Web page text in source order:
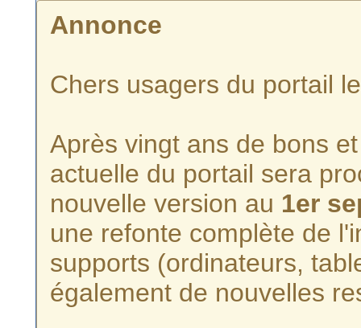
Annonce
Chers usagers du portail
Après vingt ans de bons
actuelle du portail sera
nouvelle version au 1er
une refonte complète de
supports (ordinateurs,
également de nouvelles